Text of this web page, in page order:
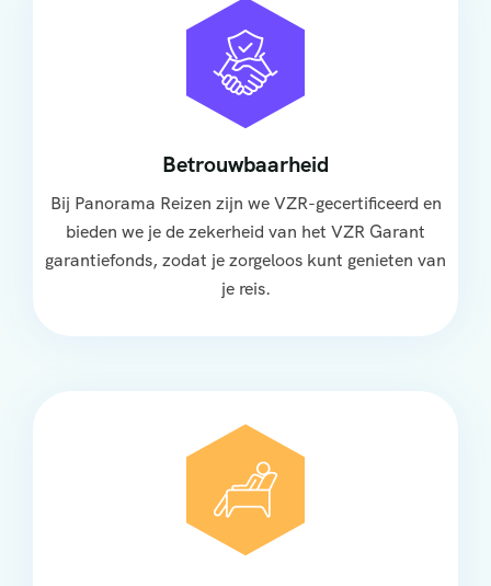
Betrouwbaarheid
Bij Panorama Reizen zijn we VZR-gecertificeerd en
bieden we je de zekerheid van het VZR Garant
garantiefonds, zodat je zorgeloos kunt genieten van
je reis.